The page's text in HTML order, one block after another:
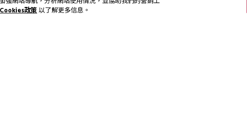
政策以了解更多信息。